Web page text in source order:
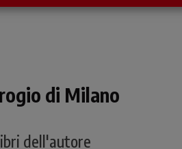
di Milano
dell'autore